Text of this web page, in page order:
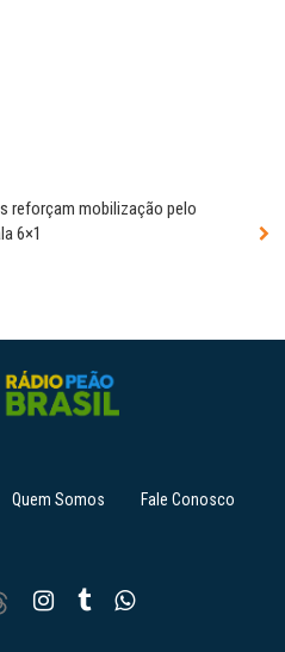
reforçam mobilização pelo
6×1
Quem Somos Fale Conosco